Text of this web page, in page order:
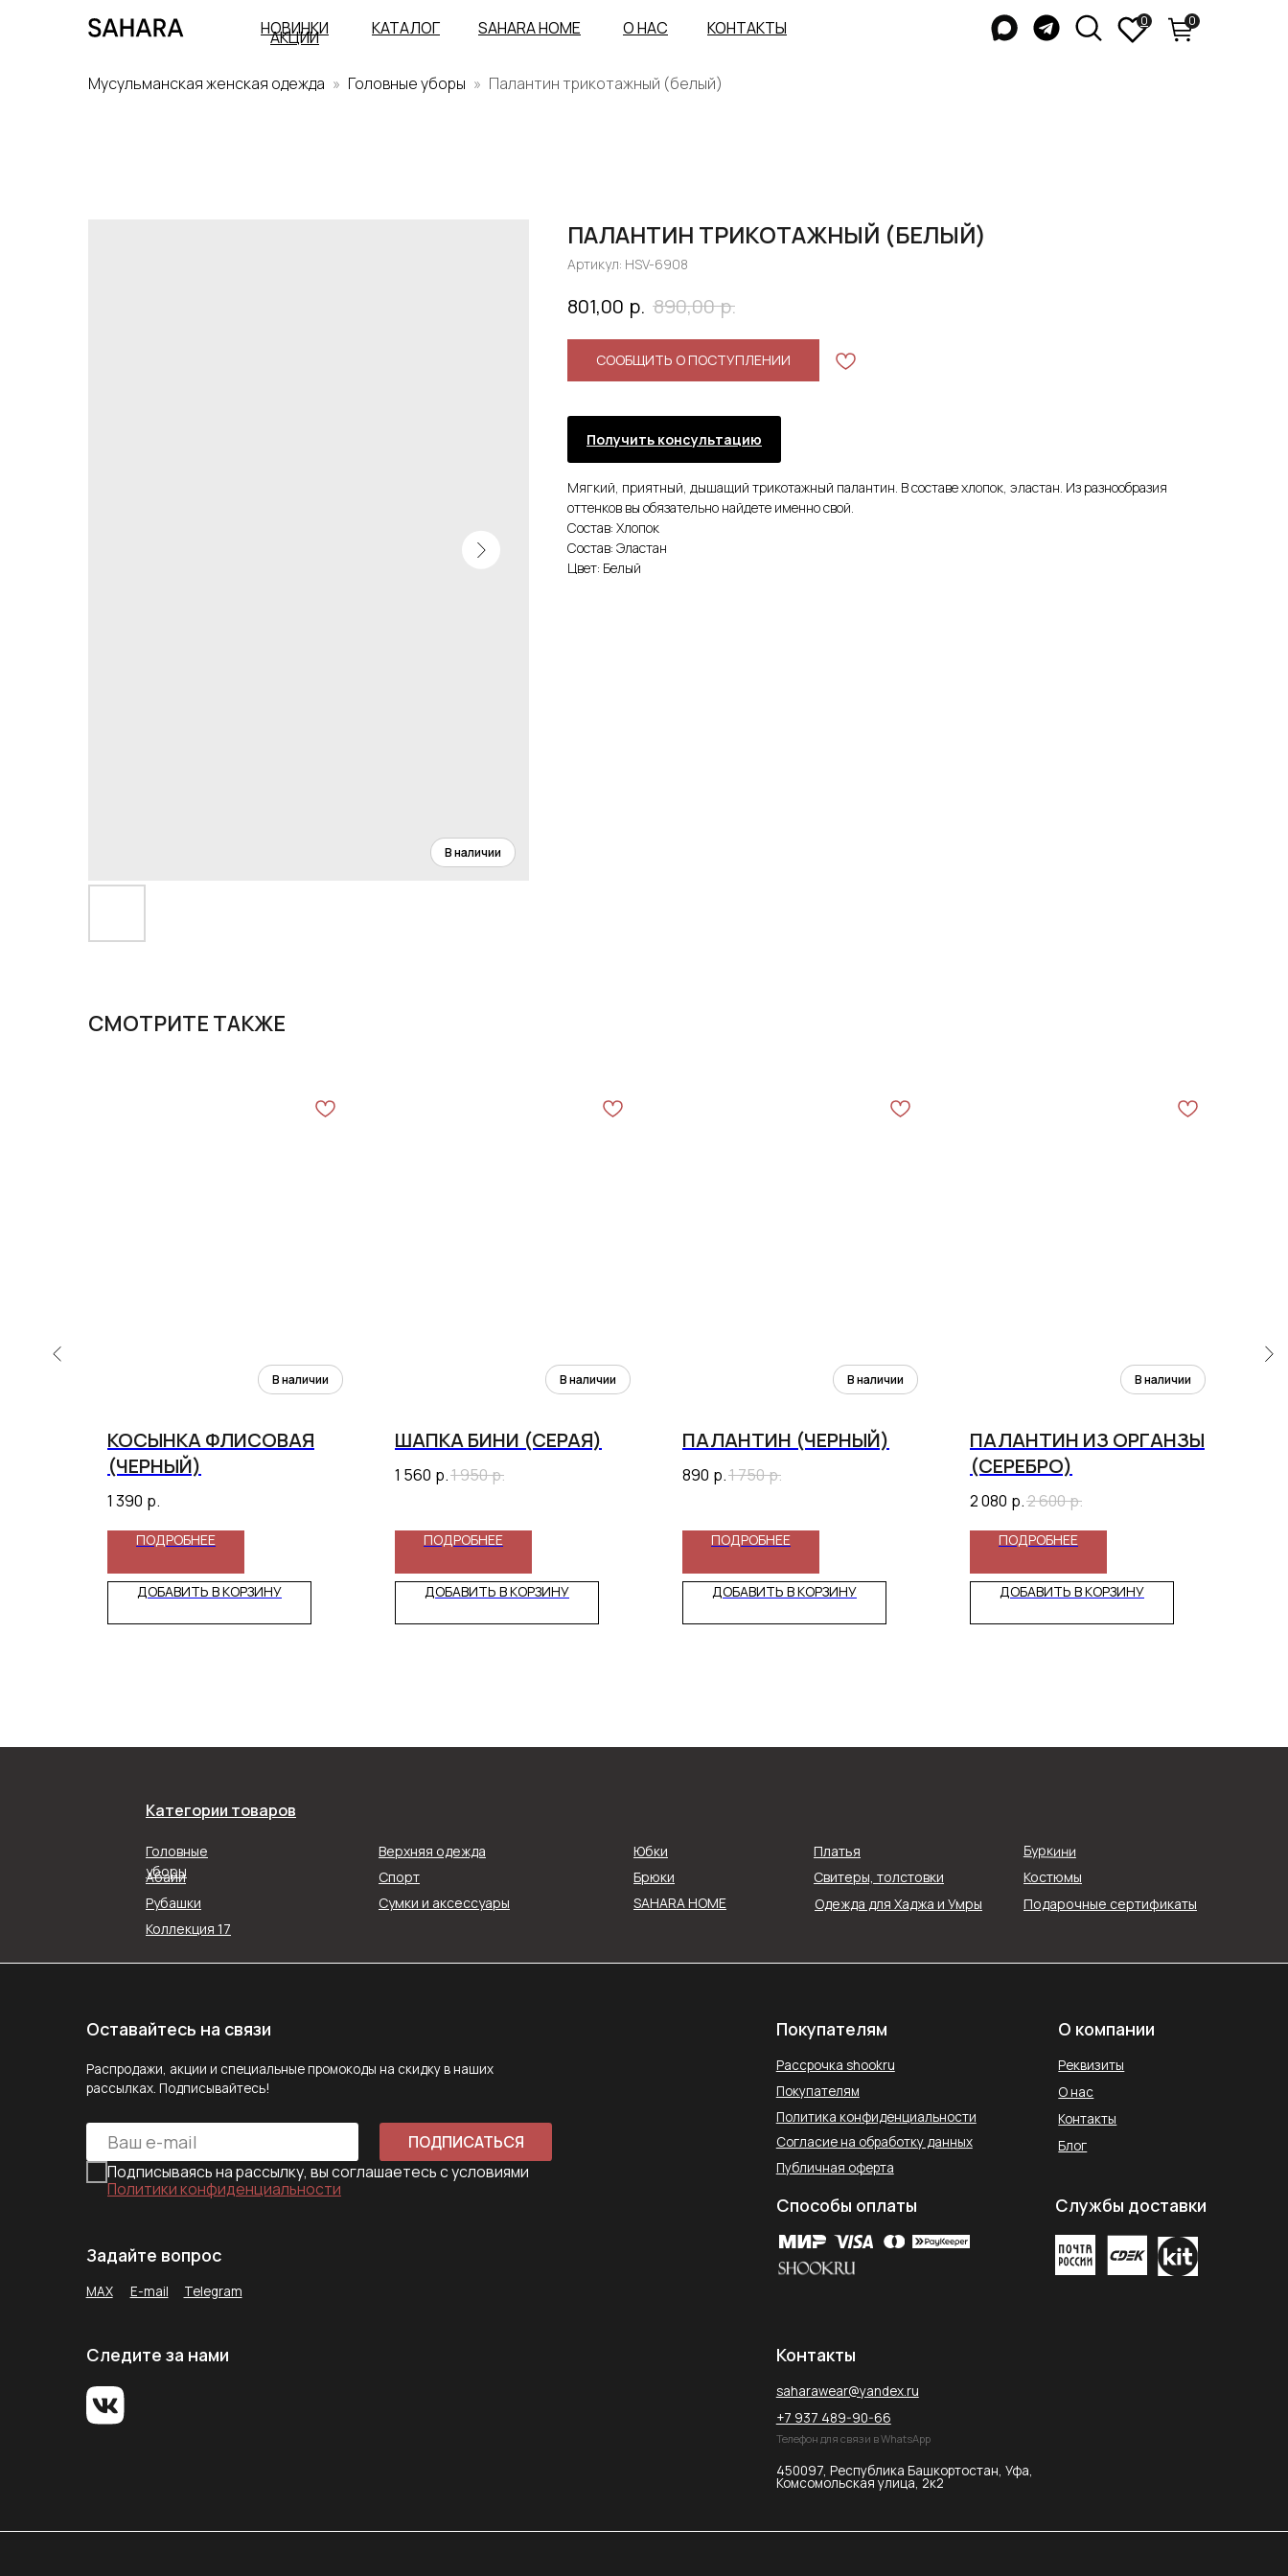
КАТАЛОГ
НОВИНКИ
АКЦИИ КОНТАКТЫ
О НАС
SAHARA HOME 0
0
Мусульманская женская одежда Головные уборы Палантин трикотажный (белый)
ПАЛАНТИН ТРИКОТАЖНЫЙ (БЕЛЫЙ)
Артикул: HSV-6908
801,00 р. 890,00 р.
СООБЩИТЬ О ПОСТУПЛЕНИИ
Получить консультацию
Мягкий, приятный, дышащий трикотажный палантин. В составе хлопок, эластан. Из разнообразия
оттенков вы обязательно найдете именно свой.
Состав: Хлопок
Состав: Эластан
Цвет: Белый
СМОТРИТЕ ТАКЖЕ
КОСЫНКА ФЛИСОВАЯ
(ЧЕРНЫЙ)
1 390 р.
ПОДРОБНЕЕ
ДОБАВИТЬ В КОРЗИНУ
ШАПКА БИНИ (СЕРАЯ)
1 560 р.1 950р.
ПОДРОБНЕЕ
ДОБАВИТЬ В КОРЗИНУ
ПАЛАНТИН (ЧЕРНЫЙ)
890 р.1 750р.
ПОДРОБНЕЕ
ДОБАВИТЬ В КОРЗИНУ
ПАЛАНТИН ИЗ ОРГАНЗЫ
(СЕРЕБРО)
2 080 р.2 600р.
ПОДРОБНЕЕ
ДОБАВИТЬ В КОРЗИНУ
Категории товаров
Головные
уборы
Абайи
Рубашки
Коллекция 17
Спорт
Верхняя одежда
Сумки и аксессуары
Юбки
Брюки
SAHARA HOME
Платья
Свитеры, толстовки
Буркини
Костюмы
Подарочные сертификаты
Одежда для Хаджа и Умры
Оставайтесь на связи
Распродажи, акции и специальные промокоды на скидку в наших
рассылках. Подписывайтесь!
Подписываясь на рассылку, вы соглашаетесь с условиями
ПОДПИСАТЬСЯ
Политика конфиденциальности
Согласие на обработку данных
Блог
450097, Республика Башкортостан, Уфа,
Комсомольская улица, 2к2
Телефон для связи в WhatsApp
+7 937 489-90-66
saharawear@yandex.ru
Службы доставки
Способы оплаты
Следите за нами